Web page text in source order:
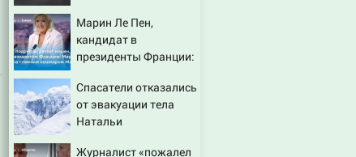
NASA
Марин Ле Пен,
кандидат в
президенты Франции:
жизнь, как относится
к России и Украине,
прогноз на выборы
Спасатели отказались
от эвакуации тела
Натальи
Журналист «пожалел